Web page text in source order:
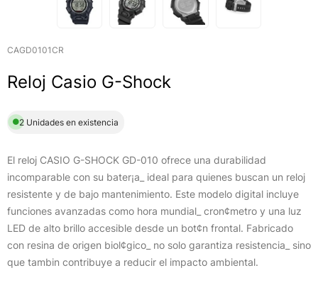
CAGD0101CR
Reloj Casio G-Shock
2 Unidades en existencia
El reloj CASIO G-SHOCK GD-010 ofrece una durabilidad
incomparable con su bater¡a_ ideal para quienes buscan un reloj
resistente y de bajo mantenimiento. Este modelo digital incluye
funciones avanzadas como hora mundial_ cron¢metro y una luz
LED de alto brillo accesible desde un bot¢n frontal. Fabricado
con resina de origen biol¢gico_ no solo garantiza resistencia_ sino
que tambin contribuye a reducir el impacto ambiental.